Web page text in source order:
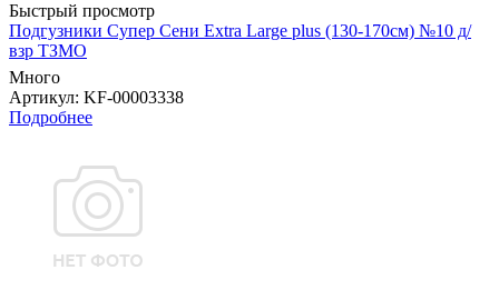
Быстрый просмотр
Подгузники Супер Сени Extra Large plus (130-170см) №10 д/
взр ТЗМО
Много
Артикул: KF-00003338
Подробнее